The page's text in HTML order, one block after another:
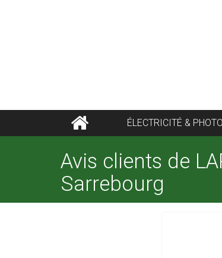
ÉLECTRICITÉ &
Avis clients de
Sarrebourg